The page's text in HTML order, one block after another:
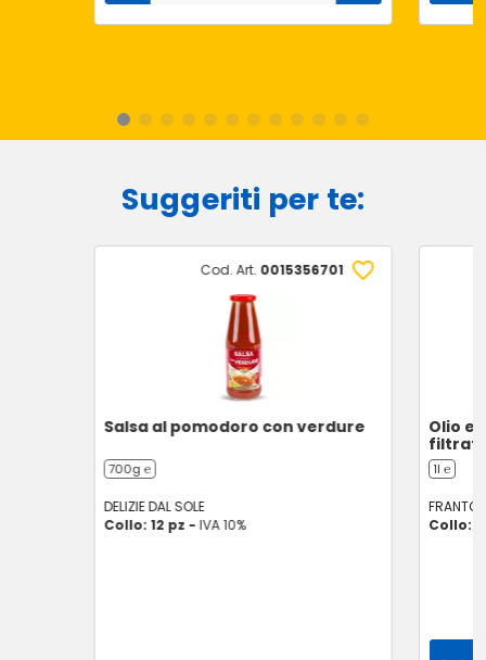
Suggeriti per te:
Cod. Art. 0015356701
Salsa al pomodoro con verdure
700g ℮
DELIZIE DAL SOLE
Collo: 12 pz - IVA 10%
Olio
1l ℮
Collo: